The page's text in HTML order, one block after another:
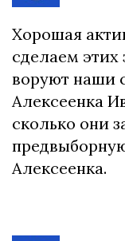
Хорошая
сделаем
воруют наши
Алексеенка
сколько они
Алексеенка.